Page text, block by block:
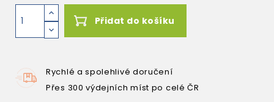
Přidat do košíku
Rychlé a spolehlivé doručení
Přes 300 výdejních míst po celé ČR